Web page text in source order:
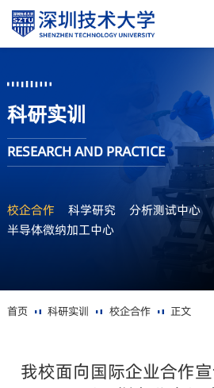
科研实训
RESEARCH AND PRACTICE
校企合作 科学研究 分析测试中心
半导体微纳加工中心
首页 科研实训 校企合作 正文
我校面向国际企业合作